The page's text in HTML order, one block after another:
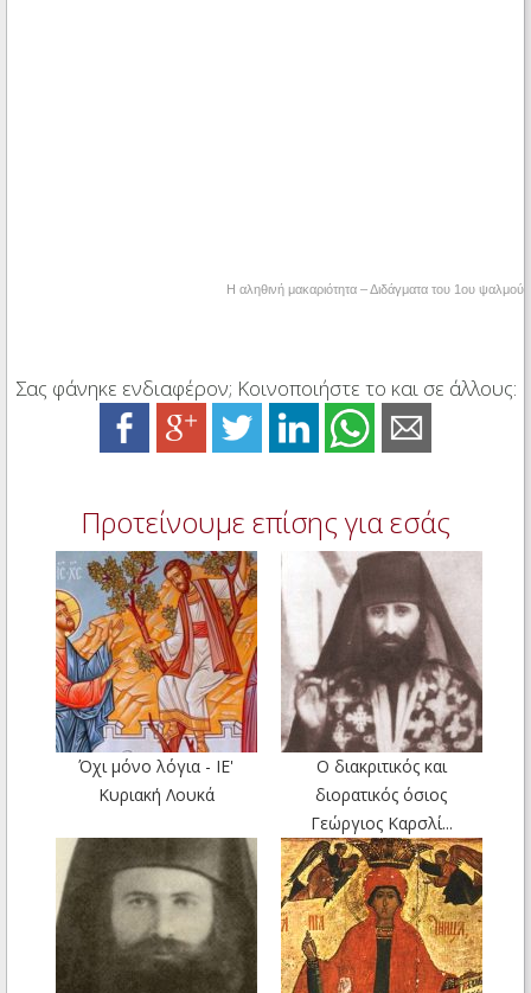
Η αληθινή μακαριότητα – Διδάγματα του 1ου ψαλμού
Σας φάνηκε ενδιαφέρον; Κοινοποιήστε το και σε άλλους:
Προτείνουμε επίσης για εσάς
Όχι μόνο λόγια - ΙΕ'
Κυριακή Λουκά
Ο διακριτικός και
διορατικός όσιος
Γεώργιος Καρσλί...